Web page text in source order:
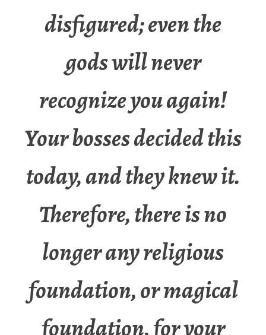
disfigured; even the
gods will never
recognize you again!
Your bosses decided this
today, and they knew it.
Therefore, there is no
longer any religious
foundation, or magical
foundation, for your